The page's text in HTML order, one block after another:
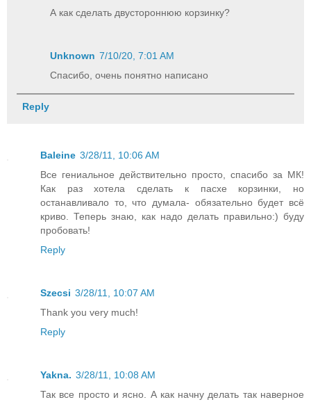
А как сделать двустороннюю корзинку?
Unknown 7/10/20, 7:01 AM
Спасибо, очень понятно написано
Reply
Baleine 3/28/11, 10:06 AM
Все гениальное действительно просто, спасибо за МК!
Как раз хотела сделать к пасхе корзинки, но
останавливало то, что думала- обязательно будет всё
криво. Теперь знаю, как надо делать правильно:) буду
пробовать!
Reply
Szecsi 3/28/11, 10:07 AM
Thank you very much!
Reply
Yakna. 3/28/11, 10:08 AM
Так все просто и ясно. А как начну делать так наверное